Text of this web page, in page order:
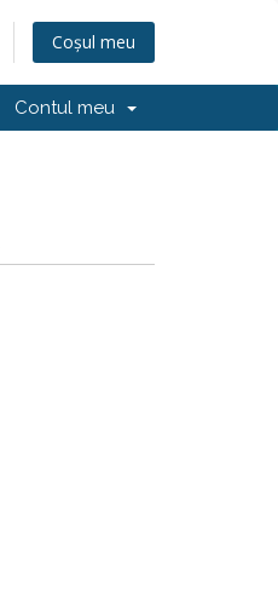
Coșul meu
Contul meu